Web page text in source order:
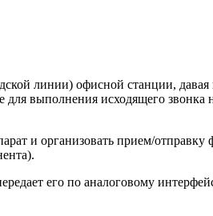
линии) офисной станции,
выполнения исходящего
и организовать прием/отправку
его по аналоговому